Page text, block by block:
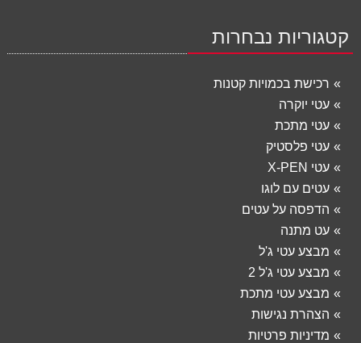
קטגוריות נבחרות
רכישת בכמויות קטנות
עטי יוקרה
עטי מתכת
עטי פלסטיק
עטי X-PEN
עטים עם לוגו
הדפסה על עטים
עט מתנה
מבצע עטי ג'ל
מבצע עטי ג'ל 2
מבצע עטי מתכת
הצהרת נגישות
מדיניות פרטיות